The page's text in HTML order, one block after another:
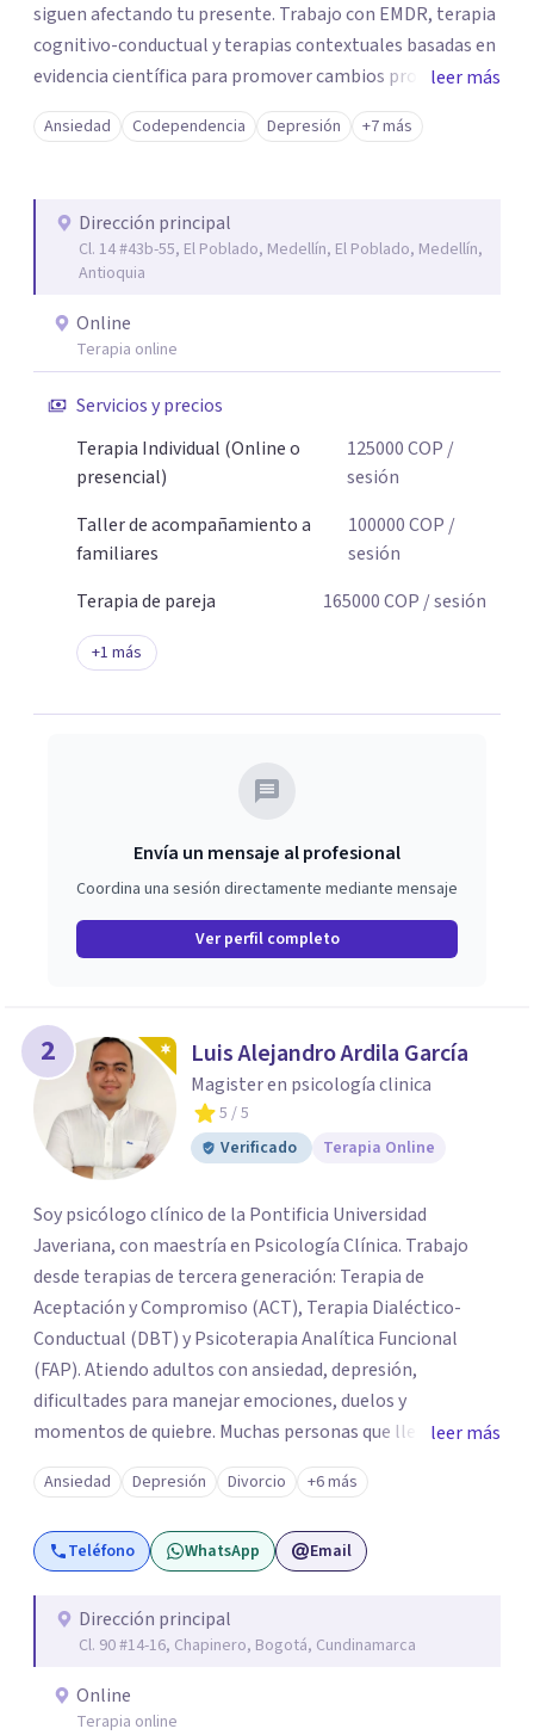
siguen afectando tu presente. Trabajo con EMDR, terapia
cognitivo-conductual y terapias contextuales basadas en
evidencia científica para promover cambios profundos y
duraderos. Atiendo adultos, adolescentes, parejas y
familias de forma presencial en Medellín y online, en un
leer más
Ansiedad Codependencia Depresión +7 más
Dirección principal
Cl. 14 #43b-55, El Poblado, Medellín, El Poblado, Medellín,
Antioquia
Online
Terapia online
Servicios y precios
Terapia Individual (Online o
presencial)
125000COP /
sesión
Taller de acompañamiento a
familiares
100000COP /
sesión
Terapia de pareja
165000COP / sesión
+1 más
Envía un mensaje al profesional
Coordina una sesión directamente mediante mensaje
Ver perfil completo
2 Luis Alejandro Ardila García
Magister en psicología clinica
5 / 5
Verificado
Terapia Online
Soy psicólogo clínico de la Pontificia Universidad
Javeriana, con maestría en Psicología Clínica. Trabajo
desde terapias de tercera generación: Terapia de
Aceptación y Compromiso (ACT), Terapia Dialéctico-
Conductual (DBT) y Psicoterapia Analítica Funcional
(FAP). Atiendo adultos con ansiedad, depresión,
dificultades para manejar emociones, duelos y
momentos de quiebre. Muchas personas que llegan a
consulta no solo cargan con un síntoma: sienten que sus
propias reacciones emocionales les complican más la
vida. Desde ahí trabajamos. No busco eliminar el
malestar a la fuerza. Prefiero entender qué lo sostiene y
forma presencial y también online.
leer más
Ansiedad Depresión Divorcio +6 más
Teléfono WhatsApp Email
Dirección principal
Cl. 90 #14-16, Chapinero, Bogotá, Cundinamarca
Online
Terapia online